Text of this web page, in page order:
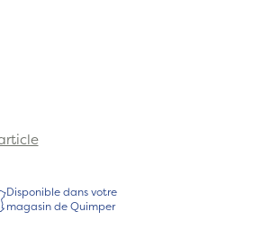
Disponible dans votre
magasin de Quimper